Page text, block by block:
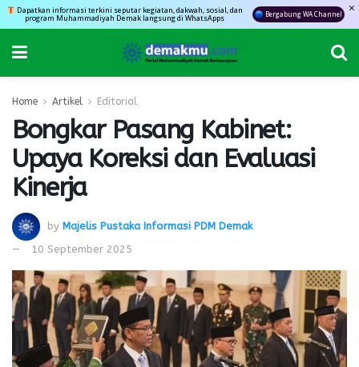
Dapatkan informasi terkini seputar kegiatan, dakwah, sosial, dan
program Muhammadiyah Demak langsung di WhatsApps Bergabung WA Channel
Home Artikel Editorial
Bongkar Pasang Kabinet:
Upaya Koreksi dan Evaluasi
Kinerja
by Majelis Pustaka Informasi PDM Demak
10 September 2025